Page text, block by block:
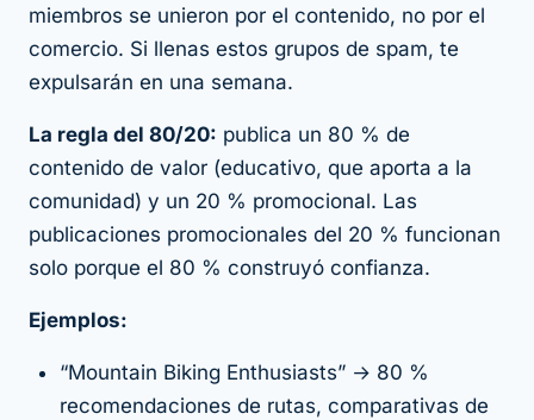
miembros se unieron por el contenido, no por el
comercio. Si llenas estos grupos de spam, te
expulsarán en una semana.
La regla del 80/20: publica un 80 % de
contenido de valor (educativo, que aporta a la
comunidad) y un 20 % promocional. Las
publicaciones promocionales del 20 % funcionan
solo porque el 80 % construyó confianza.
Ejemplos:
“Mountain Biking Enthusiasts” → 80 %
recomendaciones de rutas, comparativas de